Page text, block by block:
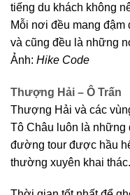
tiếng du khách không
Mỗi nơi đều mang đậm
và cũng đều là những
Ảnh: Hike Code
Thượng Hải – Ô Trấn
Thượng Hải và các
Tô Châu luôn là những
đường tour được hầu
thường xuyên khai thác.